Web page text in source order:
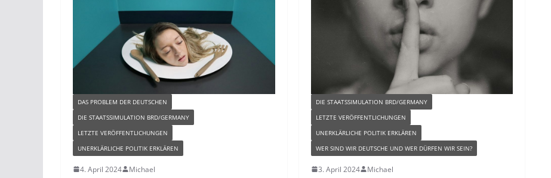
DAS PROBLEM DER DEUTSCHEN
DIE STAATSSIMULATION BRD/GERMANY
LETZTE VERÖFFENTLICHUNGEN
UNERKLÄRLICHE POLITIK ERKLÄREN
4. April 2024 Michael
DIE STAATSSIMULATION BRD/GERMANY
LETZTE VERÖFFENTLICHUNGEN
UNERKLÄRLICHE POLITIK ERKLÄREN
WER SIND WIR DEUTSCHE UND WER DÜRFEN WIR SEIN?
3. April 2024 Michael